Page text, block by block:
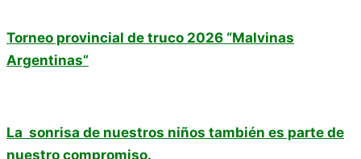
Torneo provincial de truco 2026 “Malvinas
Argentinas”
La sonrisa de nuestros niños también es parte de
nuestro compromiso.